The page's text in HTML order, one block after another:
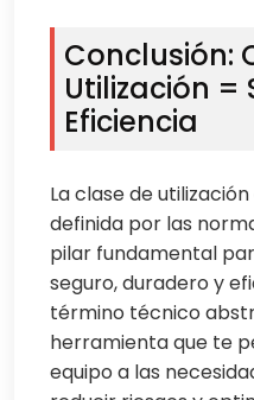
Conclusión:
Utilización =
Eficiencia
La clase de
definida por las
pilar fundamental
seguro, duradero y
término técnico
herramienta que te
equipo a las